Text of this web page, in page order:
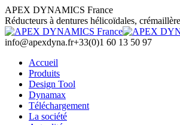
Aller
au
contenu
APEX DYNAMICS France
Réducteurs à dentures hélicoïdales,
info@apexdyna.fr+33(0)1 60 13 50 97
Accueil
Produits
Design Tool
Dynamax
Téléchargement
La société